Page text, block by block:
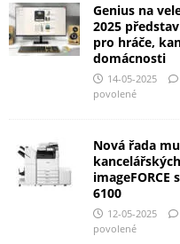
Genius na
2025
pro hráče,
domácnosti
14-05-2025
povolené
Nová řada
imageFORCE
6100
12-05-2025
povolené